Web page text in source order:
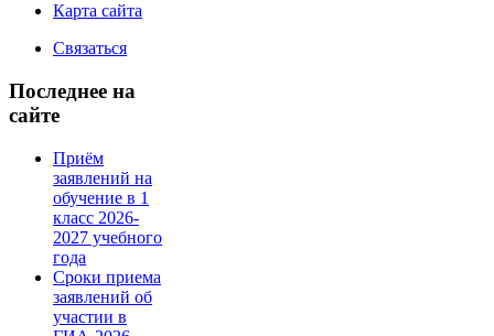
Карта сайта
Связаться
Последнее на
сайте
Приём
заявлений на
обучение в 1
класс 2026-
2027 учебного
года
Сроки приема
заявлений об
участии в